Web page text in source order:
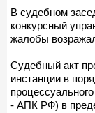
В судебном
конкурсный
жалобы
Судебный акт
инстанции в
- АПК РФ) в